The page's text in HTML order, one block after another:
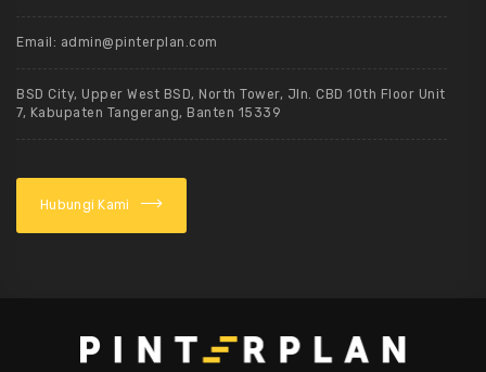
Email: admin@pinterplan.com
BSD City, Upper West BSD, North Tower, Jln. CBD 10th Floor Unit
7, Kabupaten Tangerang, Banten 15339
Hubungi Kami